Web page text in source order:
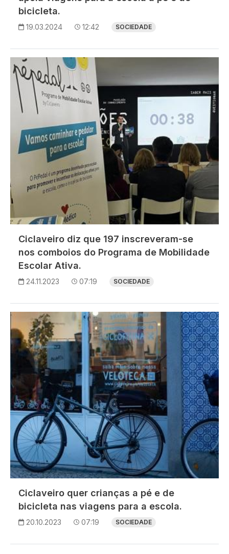
bicicleta.
19.03.2024 12:42 SOCIEDADE
Imagem
Ciclaveiro diz que 197 inscreveram-se
nos comboios do Programa de Mobilidade
Escolar Ativa.
24.11.2023 07:19 SOCIEDADE
Imagem
Ciclaveiro quer crianças a pé e de
bicicleta nas viagens para a escola.
20.10.2023 07:19 SOCIEDADE